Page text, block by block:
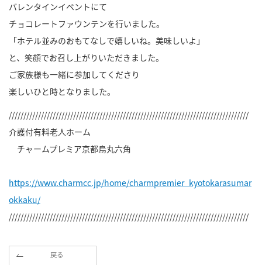
バレンタインイベントにて
チョコレートファウンテンを行いました。
「ホテル並みのおもてなしで嬉しいね。美味しいよ」
と、笑顔でお召し上がりいただきました。
ご家族様も一緒に参加してくださり
楽しいひと時となりました。
//////////////////////////////////////////////////////////////////////////////////
介護付有料老人ホーム
チャームプレミア京都烏丸六角
https://www.charmcc.jp/home/charmpremier_kyotokarasumar
okkaku/
//////////////////////////////////////////////////////////////////////////////////
戻る